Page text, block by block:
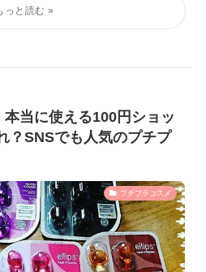
本当に使える100円ショッ
？SNSでも人気のプチプ
プチプラコスメ